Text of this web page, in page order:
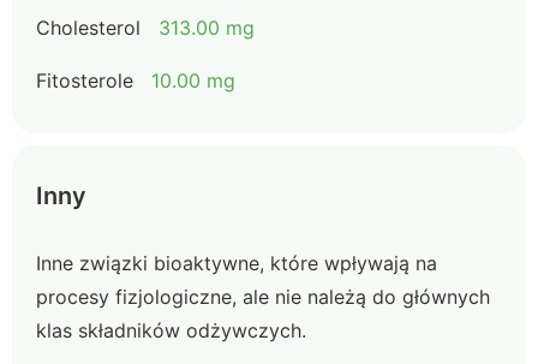
Cholesterol 313.00 mg
Fitosterole 10.00 mg
Inny
Inne związki bioaktywne, które wpływają na
procesy fizjologiczne, ale nie należą do głównych
klas składników odżywczych.